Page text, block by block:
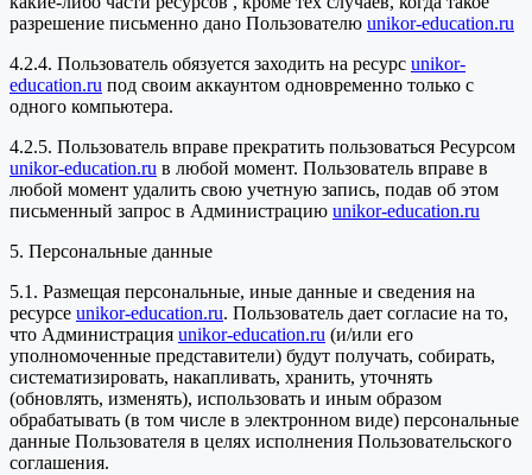
разрешение письменно дано Пользователю unikor-education.ru
4.2.4. Пользователь обязуется заходить на ресурс unikor-
education.ru под своим аккаунтом одновременно только с
одного компьютера.
4.2.5. Пользователь вправе прекратить пользоваться Ресурсом
unikor-education.ru в любой момент. Пользователь вправе в
любой момент удалить свою учетную запись, подав об этом
письменный запрос в Администрацию unikor-education.ru
5. Персональные данные
5.1. Размещая персональные, иные данные и сведения на
ресурсе unikor-education.ru. Пользователь дает согласие на то,
что Администрация unikor-education.ru (и/или его
уполномоченные представители) будут получать, собирать,
систематизировать, накапливать, хранить, уточнять
(обновлять, изменять), использовать и иным образом
обрабатывать (в том числе в электронном виде) персональные
данные Пользователя в целях исполнения Пользовательского
соглашения.